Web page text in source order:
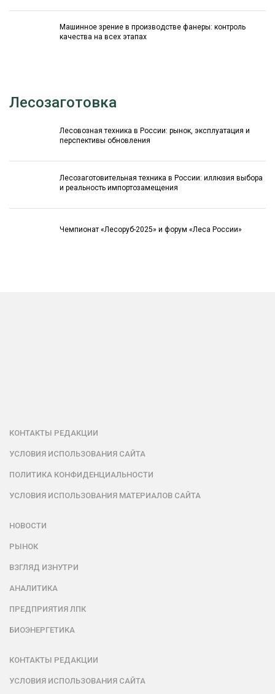
Машинное зрение в производстве фанеры: контроль
качества на всех этапах
Лесозаготовка
Лесовозная техника в России: рынок, эксплуатация и
перспективы обновления
Лесозаготовительная техника в России: иллюзия выбора
и реальность импортозамещения
Чемпионат «Лесоруб-2025» и форум «Леса России»
КОНТАКТЫ РЕДАКЦИИ
УСЛОВИЯ ИСПОЛЬЗОВАНИЯ САЙТА
ПОЛИТИКА КОНФИДЕНЦИАЛЬНОСТИ
УСЛОВИЯ ИСПОЛЬЗОВАНИЯ МАТЕРИАЛОВ САЙТА
НОВОСТИ
РЫНОК
ВЗГЛЯД ИЗНУТРИ
АНАЛИТИКА
ПРЕДПРИЯТИЯ ЛПК
БИОЭНЕРГЕТИКА
КОНТАКТЫ РЕДАКЦИИ
УСЛОВИЯ ИСПОЛЬЗОВАНИЯ САЙТА